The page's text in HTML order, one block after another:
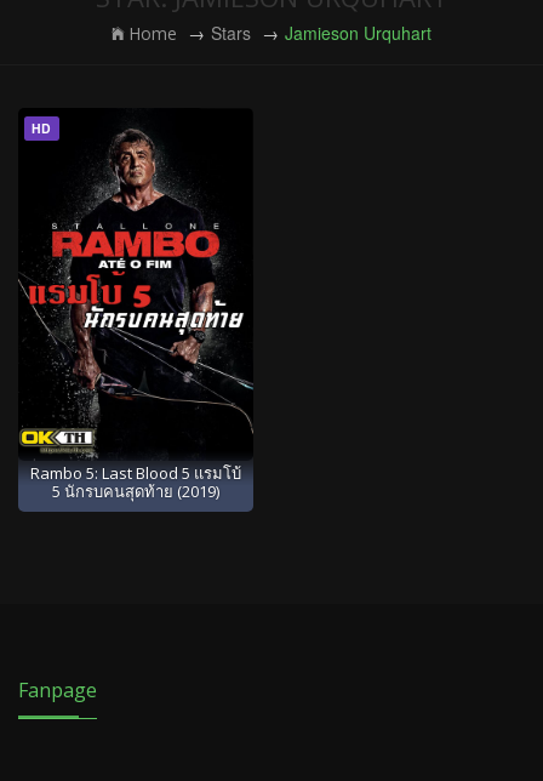
Home Stars Jamieson Urquhart
HD
Rambo 5: Last Blood 5 แรมโบ้
5 นักรบคนสุดท้าย (2019)
Fanpage